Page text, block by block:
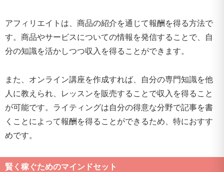
アフィリエイトは、商品の紹介を通じて報酬を得る方法で
す。商品やサービスについての情報を発信することで、自
分の知識を活かしつつ収入を得ることができます。
また、オンライン講座を作成すれば、自分の専門知識を他
人に教えられ、レッスンを販売することで収入を得ること
が可能です。ライティングは自分の得意な分野で記事を書
くことによって報酬を得ることができるため、特におすす
めです。
賢く稼ぐためのマインドセット